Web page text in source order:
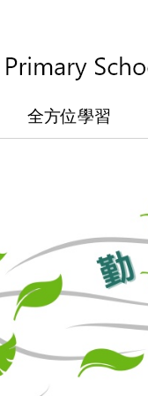
全方位學習